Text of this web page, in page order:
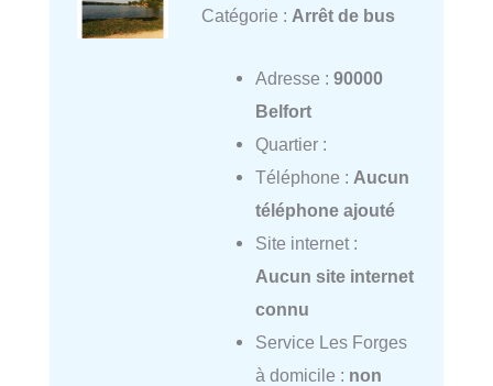
Catégorie : Arrêt de bus
Adresse : 90000
Belfort
Quartier :
Téléphone : Aucun
téléphone ajouté
Site internet :
Aucun site internet
connu
Service Les Forges
à domicile : non